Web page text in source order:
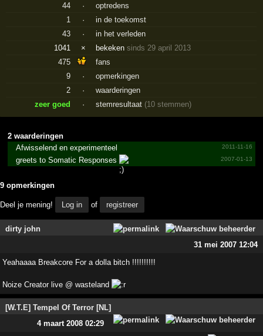
44 ·
optredens
1
·
in de toekomst
43
·
in het verleden
1041
× bekekensinds 29 april 2013
475
fans
9
·
opmerkingen
2
·
waarderingen
zeer goed
· stemresultaat (10 stemmen)
2 waarderingen
2011-11-16
Afwisselend en experimenteel
2007-01-13
greets to Somatic Responses
9 opmerkingen
Deel je mening! Log in of registreer
dirty john
31 mei 2007 12:04
Yeahaaaa Breakcore For a dolla bitch !!!!!!!!!!
Noize Creator live @ wasteland
[W.T.E] Tempel Of Terror [NL]
4 maart 2008 02:29